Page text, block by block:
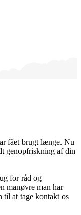
fået brugt længe. Nu
genopfriskning af din
for råd og
manøvre man har
til at tage kontakt os